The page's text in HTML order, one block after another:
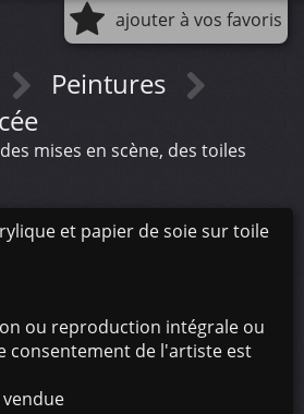
ajouter à vos favoris
Peintures
mises en scène, des toiles
et papier de soie sur toile
ou reproduction intégrale ou
consentement de l'artiste est